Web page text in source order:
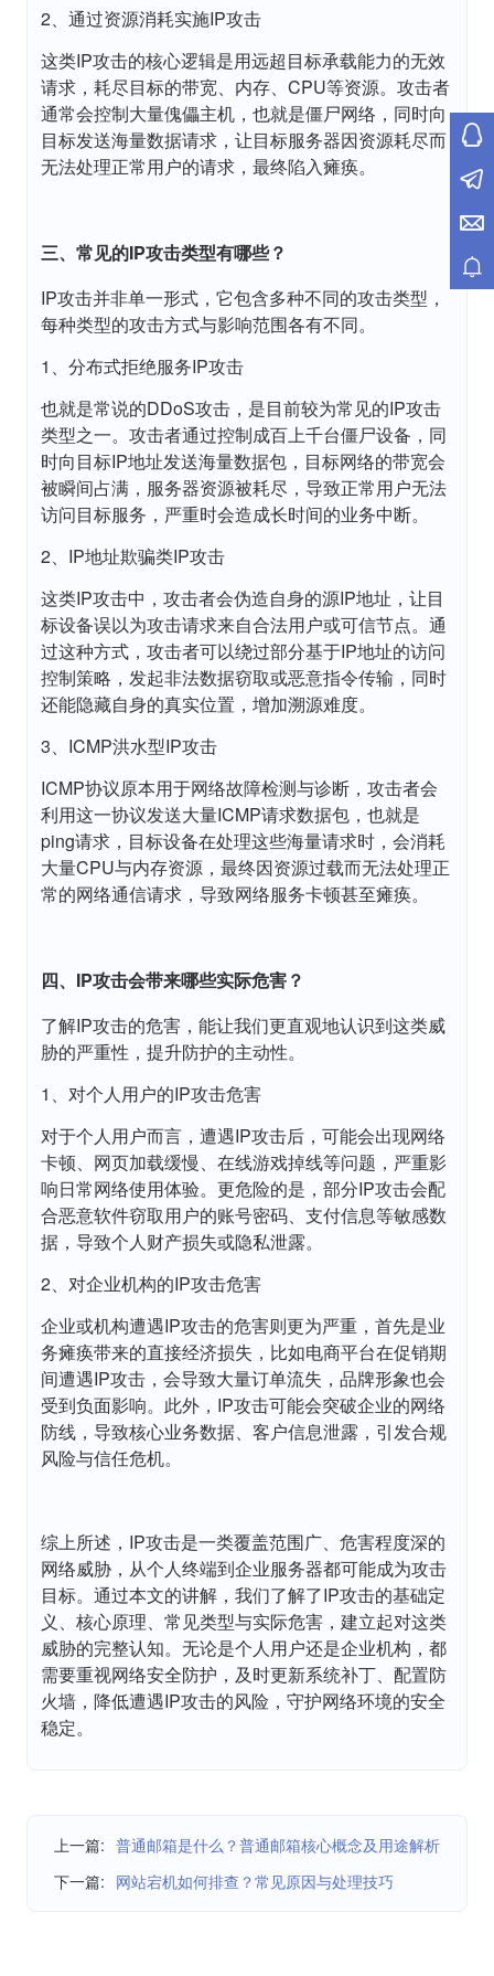
2、通过资源消耗实施IP攻击
这类IP攻击的核心逻辑是用远超目标承载能力的无效
请求，耗尽目标的带宽、内存、CPU等资源。攻击者
通常会控制大量傀儡主机，也就是僵尸网络，同时向
目标发送海量数据请求，让目标服务器因资源耗尽而
无法处理正常用户的请求，最终陷入瘫痪。
三、常见的IP攻击类型有哪些？
IP攻击并非单一形式，它包含多种不同的攻击类型，
每种类型的攻击方式与影响范围各有不同。
1、分布式拒绝服务IP攻击
也就是常说的DDoS攻击，是目前较为常见的IP攻击
类型之一。攻击者通过控制成百上千台僵尸设备，同
时向目标IP地址发送海量数据包，目标网络的带宽会
被瞬间占满，服务器资源被耗尽，导致正常用户无法
访问目标服务，严重时会造成长时间的业务中断。
2、IP地址欺骗类IP攻击
这类IP攻击中，攻击者会伪造自身的源IP地址，让目
标设备误以为攻击请求来自合法用户或可信节点。通
过这种方式，攻击者可以绕过部分基于IP地址的访问
控制策略，发起非法数据窃取或恶意指令传输，同时
还能隐藏自身的真实位置，增加溯源难度。
3、ICMP洪水型IP攻击
ICMP协议原本用于网络故障检测与诊断，攻击者会
利用这一协议发送大量ICMP请求数据包，也就是
ping请求，目标设备在处理这些海量请求时，会消耗
大量CPU与内存资源，最终因资源过载而无法处理正
常的网络通信请求，导致网络服务卡顿甚至瘫痪。
四、IP攻击会带来哪些实际危害？
了解IP攻击的危害，能让我们更直观地认识到这类威
胁的严重性，提升防护的主动性。
1、对个人用户的IP攻击危害
对于个人用户而言，遭遇IP攻击后，可能会出现网络
卡顿、网页加载缓慢、在线游戏掉线等问题，严重影
响日常网络使用体验。更危险的是，部分IP攻击会配
合恶意软件窃取用户的账号密码、支付信息等敏感数
据，导致个人财产损失或隐私泄露。
2、对企业机构的IP攻击危害
企业或机构遭遇IP攻击的危害则更为严重，首先是业
务瘫痪带来的直接经济损失，比如电商平台在促销期
间遭遇IP攻击，会导致大量订单流失，品牌形象也会
受到负面影响。此外，IP攻击可能会突破企业的网络
防线，导致核心业务数据、客户信息泄露，引发合规
风险与信任危机。
综上所述，IP攻击是一类覆盖范围广、危害程度深的
网络威胁，从个人终端到企业服务器都可能成为攻击
目标。通过本文的讲解，我们了解了IP攻击的基础定
义、核心原理、常见类型与实际危害，建立起对这类
威胁的完整认知。无论是个人用户还是企业机构，都
需要重视网络安全防护，及时更新系统补丁、配置防
火墙，降低遭遇IP攻击的风险，守护网络环境的安全
稳定。
上一篇: 普通邮箱是什么？普通邮箱核心概念及用途解析
下一篇: 网站宕机如何排查？常见原因与处理技巧